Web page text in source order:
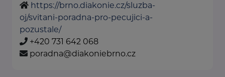
https://brno.diakonie.cz/sluzba-
oj/svitani-poradna-pro-pecujici-a-
pozustale/
+420 731 642 068
poradna@diakoniebrno.cz